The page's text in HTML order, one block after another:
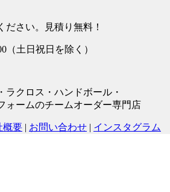
ださい。見積り無料！
（土日祝日を除く）
ラクロス・ハンドボール・
ォームのチームオーダー専門店
概要 | お問い合わせ | インスタグラム